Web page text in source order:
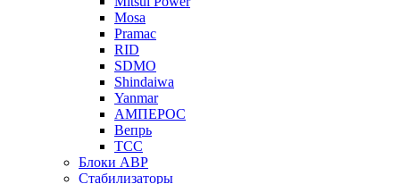
Mosa
Pramac
RID
SDMO
Shindaiwa
Yanmar
АМПЕРОС
Вепрь
ТСС
Блоки АВР
Стабилизаторы